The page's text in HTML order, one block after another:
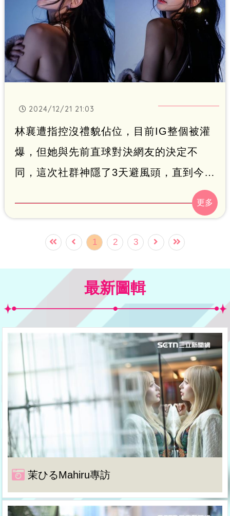
2024/12/21 21:03
林襄遭指控沒禮貌佔位，目前IG整個被灌
爆，但她與先前直球對決網友的決定不
同，這次社群神隱了3天避風頭，直到今
（21日）才正式發文寫下13字真實心聲，
果然一發文，「襄民」們瘋狂湧入，看來
人氣絲毫不受負面傳聞影響。
1 2 3
最新圖輯
茉ひるMahiru專訪